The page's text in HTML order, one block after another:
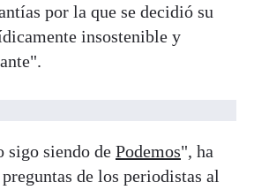
por la que se decidió su
insostenible y
sigo siendo de Podemos", ha
de los periodistas al